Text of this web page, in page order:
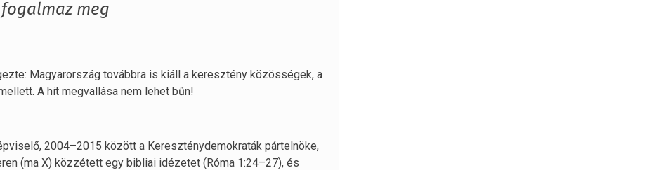
meg
Magyarország továbbra is kiáll a keresztény közösségek, a
A hit megvallása nem lehet bűn!
2004–2015 között a Kereszténydemokraták pártelnöke,
(ma X) közzétett egy bibliai idézetet (Róma 1:24–27), és